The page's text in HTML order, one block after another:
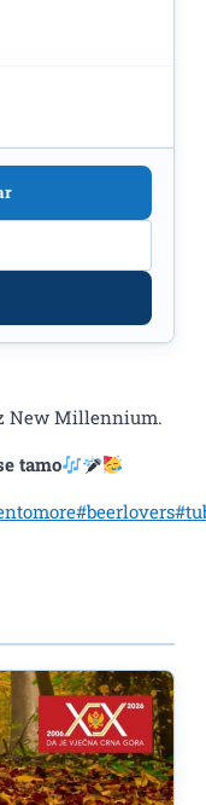
New Millennium.
tamo
#beerlovers